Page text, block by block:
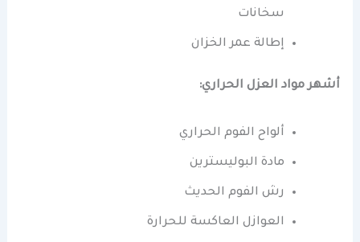
سخانات
إطالة عمر الخزان
أشهر مواد العزل الحراري:
ألواح الفوم الحراري
مادة البوليسترين
رش الفوم الحديث
العوازل العاكسة للحرارة